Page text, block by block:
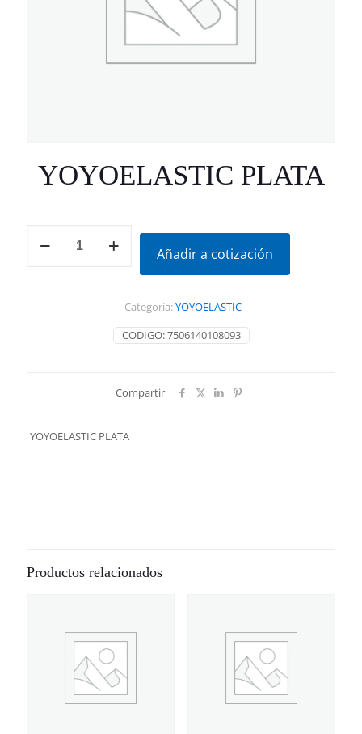
YOYOELASTIC PLATA
PLATA
Añadir a cotización
CODIGO:7506140108093
Categoría:YOYOELASTIC
Compartir
YOYOELASTIC PLATA
Productos relacionados